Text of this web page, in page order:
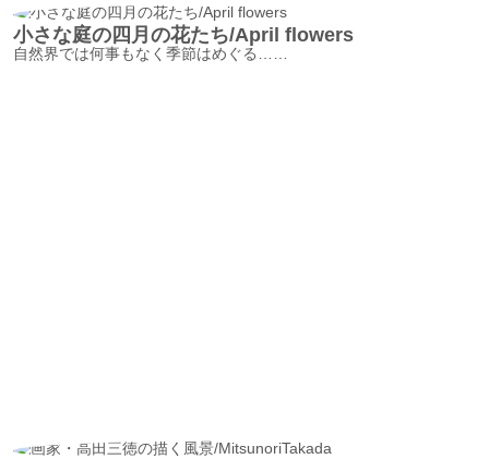
小さな庭の四月の花たち/April flowers
自然界では何事もなく季節はめぐる……